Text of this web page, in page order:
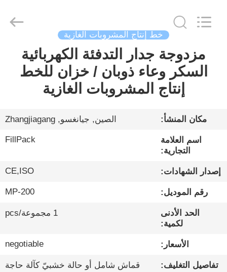
الصفحة
الرئيسية
معلومات
جولة
المعمل
مراقبة
Machinery
خط إنتاج المشروبات الغازية
مزدوجة جدار التدفئة الكهربائية
السكر وعاء ذوبان / خزان للخط
إنتاج المشروبات الغازية
مكان المنشأ: الصين, جيانغسو, Zhangjiagang
اسم العلامة
التجارية:
FillPack
إصدار الشهادات: CE,ISO
رقم الموديل: MP-200
الحد الأدنى
لكمية:
1 مجموعة/pcs
الأسعار: negotiable
تفاصيل التغليف: قماش شامل أو حالة خشبيّ كآلة حاجة